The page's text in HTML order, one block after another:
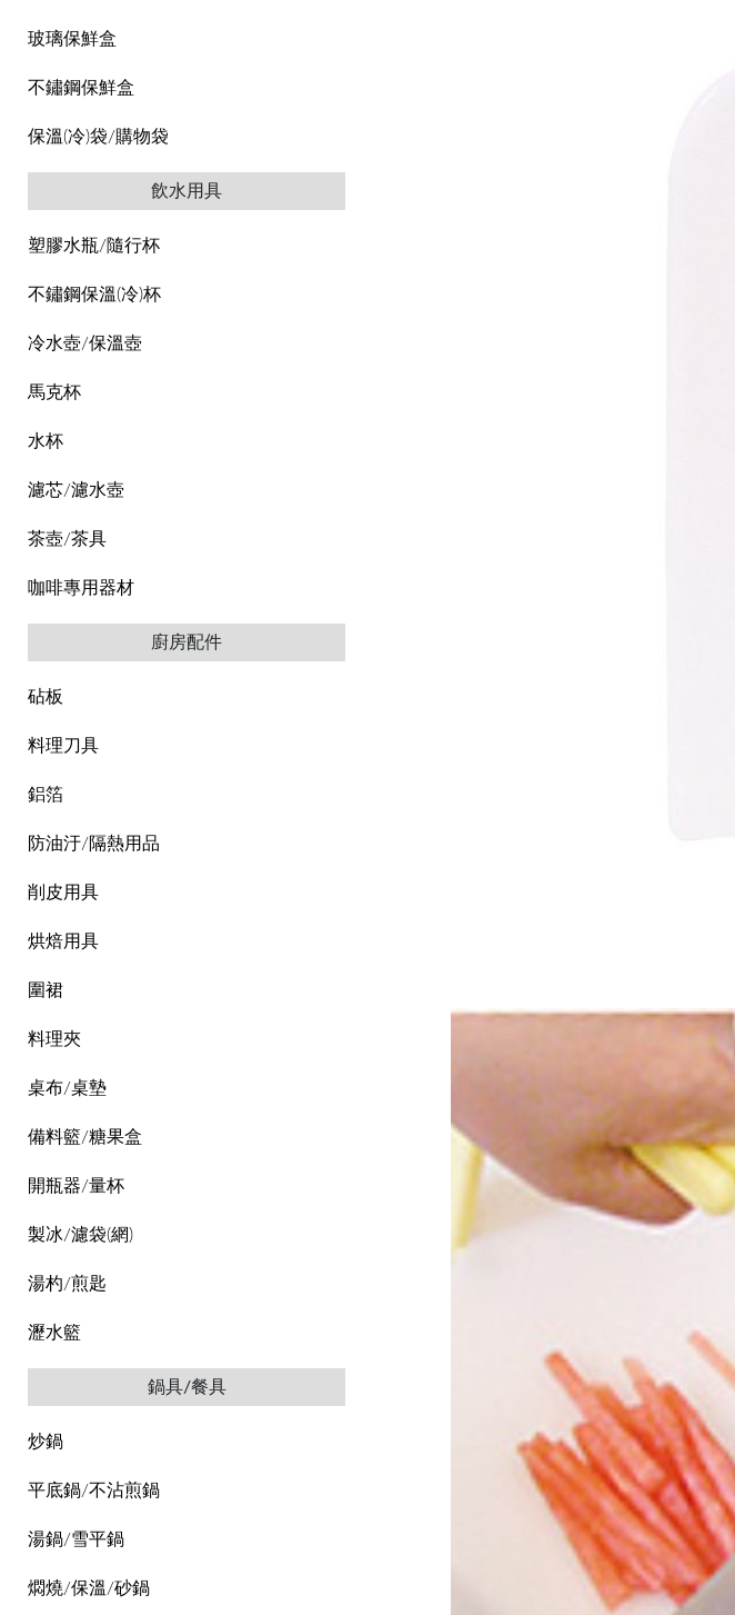
玻璃保鮮盒
不鏽鋼保鮮盒
保溫(冷)袋/購物袋
飲水用具
塑膠水瓶/隨行杯
不鏽鋼保溫(冷)杯
冷水壺/保溫壺
馬克杯
水杯
濾芯/濾水壺
茶壺/茶具
咖啡專用器材
廚房配件
砧板
料理刀具
鋁箔
防油汙/隔熱用品
削皮用具
烘焙用具
圍裙
料理夾
桌布/桌墊
備料籃/糖果盒
開瓶器/量杯
製冰/濾袋(網)
湯杓/煎匙
瀝水籃
鍋具/餐具
炒鍋
平底鍋/不沾煎鍋
湯鍋/雪平鍋
燜燒/保溫/砂鍋